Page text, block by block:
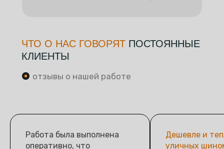
ЧТО О НАС ГОВОРЯТ ПОСТОЯННЫЕ
КЛИЕНТЫ
отзывы о нашей работе
Работа была выполнена
оперативно, что
Дешевле и
уличных